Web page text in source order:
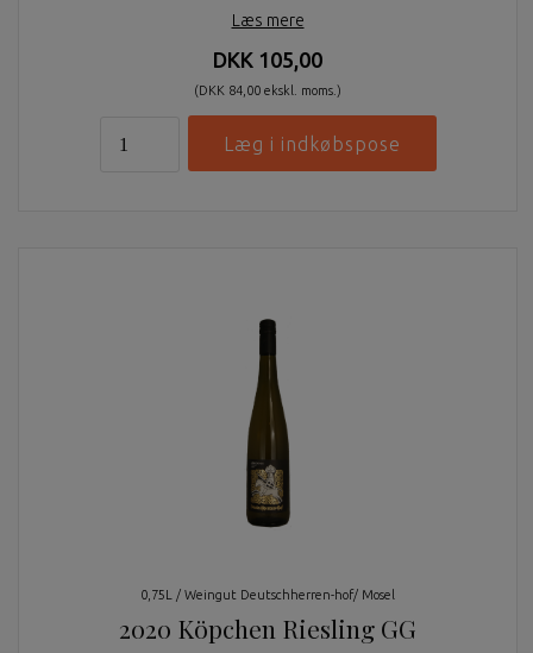
Læs mere
DKK 105,00
(DKK 84,00 ekskl. moms.)
0,75L / Weingut Deutschherren-hof/ Mosel
2020 Köpchen Riesling GG